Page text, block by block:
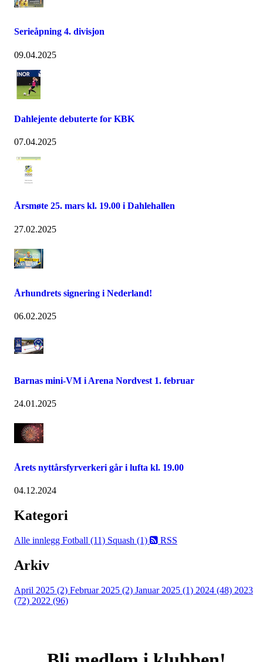
Serieåpning 4. divisjon
09.04.2025
Dahlejente debuterte for KBK
07.04.2025
Årsmøte 25. mars kl. 19.00 i Dahlehallen
27.02.2025
Århundrets signering i Nederland!
06.02.2025
Barnas mini-VM i Arena Nordvest 1. februar
24.01.2025
Årets nyttårsfyrverkeri går i lufta kl. 19.00
04.12.2024
Kategori
Alle innlegg Fotball (11) Squash (1) RSS
Arkiv
April 2025 (2) Februar 2025 (2) Januar 2025 (1) 2024 (48) 2023
(72) 2022 (96)